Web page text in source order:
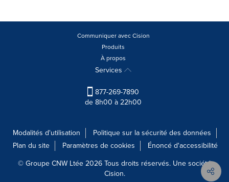
Communiquer avec Cision
Produits
À propos
Services
877-269-7890
de 8h00 à 22h00
Modalités d'utilisation
Politique sur la sécurité des données
Plan du site
Paramètres de cookies
Énoncé d'accessibilité
© Groupe CNW Ltée 2026 Tous droits réservés. Une société
Cision.